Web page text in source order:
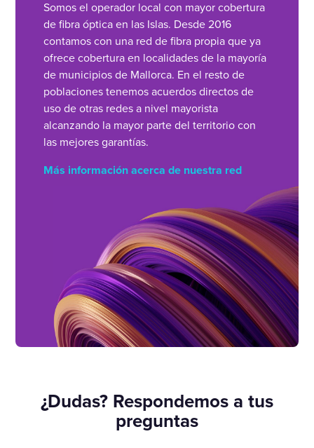
Somos el operador local con mayor cobertura
de fibra óptica en las Islas. Desde 2016
contamos con una red de fibra propia que ya
ofrece cobertura en localidades de la mayoría
de municipios de Mallorca. En el resto de
poblaciones tenemos acuerdos directos de
uso de otras redes a nivel mayorista
alcanzando la mayor parte del territorio con
las mejores garantías.
Más información acerca de nuestra red
¿Dudas? Respondemos a tus
preguntas